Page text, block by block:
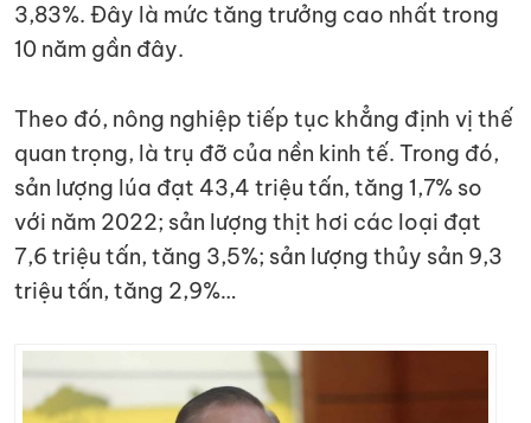
3,83%. Đây là mức tăng trưởng cao nhất trong
10 năm gần đây.
Theo đó, nông nghiệp tiếp tục khẳng định vị thế
quan trọng, là trụ đỡ của nền kinh tế. Trong đó,
sản lượng lúa đạt 43,4 triệu tấn, tăng 1,7% so
với năm 2022; sản lượng thịt hơi các loại đạt
7,6 triệu tấn, tăng 3,5%; sản lượng thủy sản 9,3
triệu tấn, tăng 2,9%…